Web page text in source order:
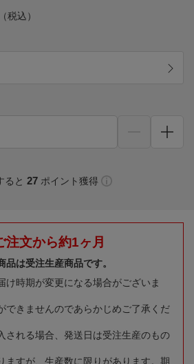
（税込）
ると 27 ポイント獲得
注文から約1ヶ月
品は受注生産商品です。
け時期が変更になる場合がございま
できませんのであらかじめご了承くだ
される場合、発送日は受注生産のもの
ますが、生産数に限りがあります。期